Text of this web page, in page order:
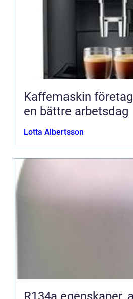
Kaffemaskin företag nyckeln till
en bättre arbetsdag
Lotta Albertsson